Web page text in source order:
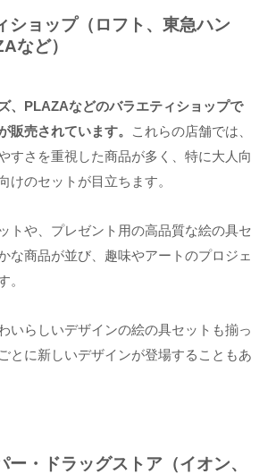
ショップ（ロフト、東急ハン
など）
、PLAZAなどのバラエティショップで
販売されています。
これらの店舗では、
すさを重視した商品が多く、特に大人向
けのセットが目立ちます。
トや、プレゼント用の高品質な絵の具セ
な商品が並び、趣味やアートのプロジェ
。
いらしいデザインの絵の具セットも揃っ
とに新しいデザインが登場することもあ
ー・ドラッグストア（イオン、